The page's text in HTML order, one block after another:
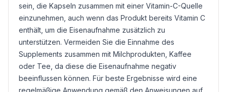
sein, die Kapseln zusammen mit einer Vitamin-C-Quelle
einzunehmen, auch wenn das Produkt bereits Vitamin C
enthält, um die Eisenaufnahme zusätzlich zu
unterstützen. Vermeiden Sie die Einnahme des
Supplements zusammen mit Milchprodukten, Kaffee
oder Tee, da diese die Eisenaufnahme negativ
beeinflussen können. Für beste Ergebnisse wird eine
regelmäßige Anwendung gemäß den Anweisungen auf